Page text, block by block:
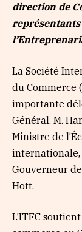
direction de
représentants
La Société
du Commerce
importante
Général, M.
Ministre de
internationale,
Gouverneur
Hott.
L’ITFC